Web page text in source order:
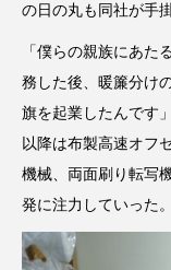
の日の丸も同社が手
「僕らの親族にあた
務した後、暖簾分け
旗を起業したんです」
以降は布製高速オフ
機械、両面刷り転写
発に注力していった。